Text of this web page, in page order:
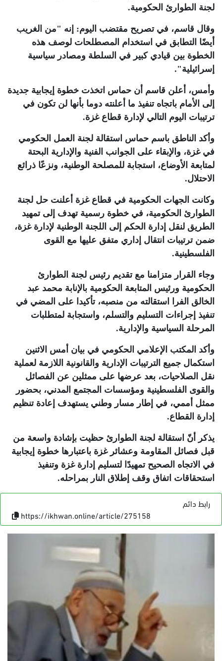
لجنة الطوارئ الحكومية.
وقال قاسم، في تصريح مقتضب اليوم: إنه "من الغريب
أيضًا التطابق في استخدام المصطلحات لوصف هذه
الخطوة بين قيادي كبير في السلطة ومصادر سياسية
إسرائيلية".
وأمس، أعلن قاسم أن حماس اتخذت خطوة إيجابية جديدة
إلى الأمام باتجاه تنفيذ ما أعلنته دوما بأنها لن تكون في
ترتيبات اليوم التالي لإدارة قطاع غزة.
وأكد الناطق باسم حماس استقالة لجنة العمل الحكومي
في غزة، والإبقاء على الجوانب الفنية والإدارية البحتة
لمتابعة الأوضاع، استجابة للمصلحة الوطنية، ونزعًا ذرائع
الاحتلال.
وكانت الجهات الحكومية في قطاع غزة أعلنت حل لجنة
الطوارئ الحكومية، في خطوة رسمية تهدف إلى تمهيد
الطريق لنقل إدارة الحكم إلى اللجنة الوطنية لإدارة غزة،
ضمن ترتيبات انتقال إداري متفق عليها مع القوى
الفلسطينية.
وجاء القرار متزامنا مع تقديم رئيس لجنة الطوارئ
الحكومية ورئيس المتابعة الحكومية بالإنابة محمد عبد
الخالق الفرا استقالته من منصبه، تأكيدا على المضي في
تنفيذ إجراءات التسليم والتسلم، واستجابة لمتطلبات
المرحلة السياسية والإدارية.
وأكد المكتب الإعلامي الحكومي في بيان أمس الاثنين
استكمال جميع الترتيبات الإدارية والقانونية اللازمة لعملية
نقل الصلاحيات، بعد عرضها على ممثلين عن الفصائل
والقوى الفلسطينية ومؤسسات المجتمع المدني، بحضور
ممثل أممي، في إطار مسار وطني يستهدف إعادة تنظيم
إدارة القطاع.
يذكر أنّ استقالة لجنة الطوارئ حظيت بإشادة واسعة من
قبل فصائل المقاومة وعشائر غزة باعتبارها خطوة إيجابية
في الاتجاه الصحيح تمهيدًا لتسليم إدارة غزة وتنفيذ
استحقاقات اتفاق وقف إطلاق النار بمراحله.
رابط دائم
https://ikhwan.online/article/275158